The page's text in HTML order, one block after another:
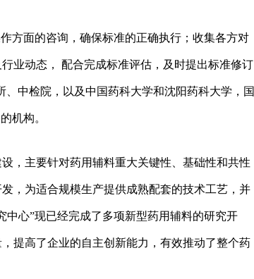
方面的咨询，确保标准的正确执行；收集各方对
业动态， 配合完成标准评估，及时提出标准修订
中检院，以及中国药科大学和沈阳药科大学，国
机构。
，主要针对药用辅料重大关键性、基础性和共性
，为适合规模生产提供成熟配套的技术工艺，并
心”现已经完成了多项新型药用辅料的研究开
提高了企业的自主创新能力，有效推动了整个药